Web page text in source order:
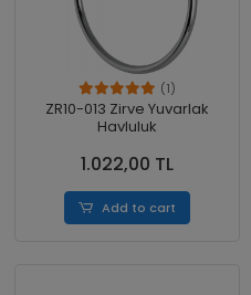
(1)
ZR10-013 Zirve Yuvarlak
Havluluk
1.022,00 TL
Add to cart